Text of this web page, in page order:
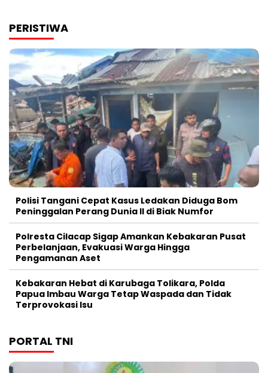
PERISTIWA
Polisi Tangani Cepat Kasus Ledakan Diduga Bom
Peninggalan Perang Dunia II di Biak Numfor
Polresta Cilacap Sigap Amankan Kebakaran Pusat
Perbelanjaan, Evakuasi Warga Hingga
Pengamanan Aset
Kebakaran Hebat di Karubaga Tolikara, Polda
Papua Imbau Warga Tetap Waspada dan Tidak
Terprovokasi Isu
PORTAL TNI